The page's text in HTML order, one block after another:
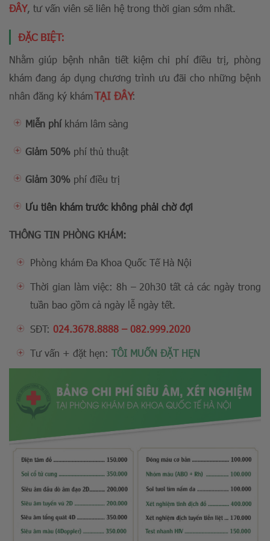
ĐÂY, tư vấn viên sẽ liên hệ trong thời gian sớm nhất.
ĐẶC BIỆT:
Nhằm giúp bệnh nhân tiết kiệm chi phí điều trị, phòng
khám đang áp dụng chương trình ưu đãi cho những bệnh
nhân đăng ký khámTẠI ĐÂY:
Miễn phíkhám lâm sàng
Giảm 50% phí thủ thuật
Giảm 30% phí điều trị
Ưu tiên khám trước không phải chờ đợi
THÔNG TIN PHÒNG KHÁM:
Phòng khám Đa Khoa Quốc Tế Hà Nội
Thời gian làm việc: 8h – 20h30 tất cả các ngày trong
tuần bao gồm cả ngày lễ ngày tết.
SĐT: 024.3678.8888 –082.999.2020
Tư vấn + đặt hẹn: TÔI MUỐN ĐẶT HẸN